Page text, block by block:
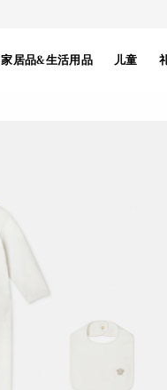
家居品&生活用品 儿童